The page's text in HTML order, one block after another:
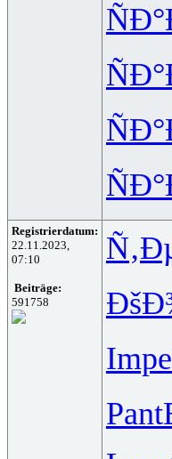
Registrierdatum:
22.11.2023,
07:10
Beiträge:
591758
Impe
Pant